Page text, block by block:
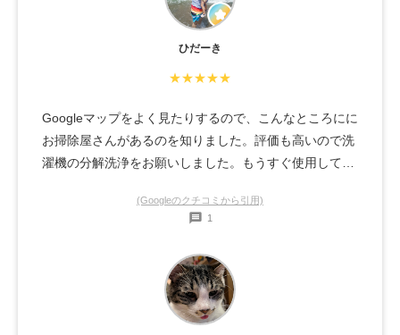
ひだーき
★★★★★
Googleマップをよく見たりするので、こんなところにに
お掃除屋さんがあるのを知りました。評価も高いので洗
濯機の分解洗浄をお願いしました。もうすぐ使用して4
きれいになりました✨丁寧に洗浄してくださりありがと
(Googleのクチコミから引用)
1